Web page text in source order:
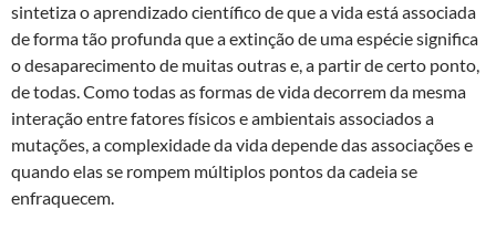
sintetiza o aprendizado científico de que a vida está associada
de forma tão profunda que a extinção de uma espécie significa
o desaparecimento de muitas outras e, a partir de certo ponto,
de todas. Como todas as formas de vida decorrem da mesma
interação entre fatores físicos e ambientais associados a
mutações, a complexidade da vida depende das associações e
quando elas se rompem múltiplos pontos da cadeia se
enfraquecem.